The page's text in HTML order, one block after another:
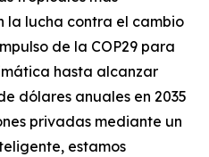
la lucha contra el cambio
de la COP29 para
hasta alcanzar
dólares anuales en 2035
privadas mediante un
estamos